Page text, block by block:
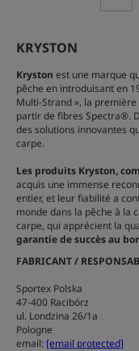
KRYSTON
Kryston est une marque
pêche en introduisant en
Multi-Strand », la
partir de fibres Spectra®.
des solutions innovantes
carpe.
Les produits Kryston,
acquis une immense
entier, et leur fiabilité a
monde dans la pêche à la
carpe, qui apprécient la
garantie de succès au
FABRICANT /
Sportex Polska
47-400 Racibórz
ul. Londzina 26/1a
Pologne
email: [email protected]